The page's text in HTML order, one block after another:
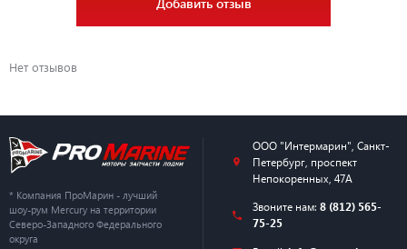
Нет отзывов
* Компания ПроМарин - лучший
шоу-рум Mercury на территории
Северо-Западного Федерального
округа
ООО "Интермарин" Санкт-
Петербург, проспект
Непокоренных, 47А
Звоните нам: 8 (812) 565-
75-25